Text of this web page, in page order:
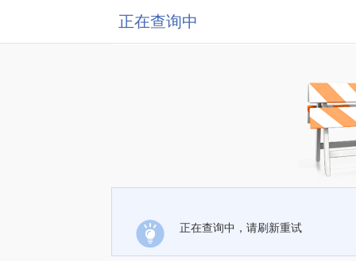
正在查询中
正在查询中，请刷新重试